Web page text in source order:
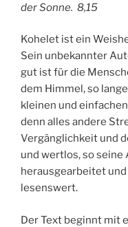
der Sonne. 8,15
Kohelet ist ein
Sein unbekannter
gut ist für die
dem Himmel, so
kleinen und
denn alles andere
Vergänglichkeit und
und wertlos, so
herausgearbeitet
lesenswert.
Der Text beginnt mit